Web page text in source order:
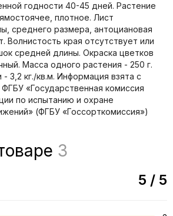
годности 40-45 дней. Растение
плотное. Лист
среднего размера, антоциановая
Волнистость края отсутствует или
средней длины. Окраска цветков
Масса одного растения - 250 г.
3,2 кг./кв.м. Информация взята с
«Государственная комиссия
по иcпытанию и охране
(ФГБУ «Госсорткомиссия»)
3
5 / 5